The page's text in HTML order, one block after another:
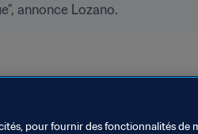
annonce Lozano.
pour fournir des fonctionnalités de